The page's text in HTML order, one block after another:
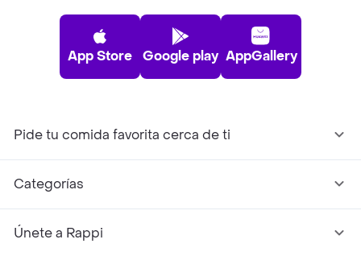
App Store Google play AppGallery
Pide tu comida favorita cerca de ti
Categorías
Únete a Rappi